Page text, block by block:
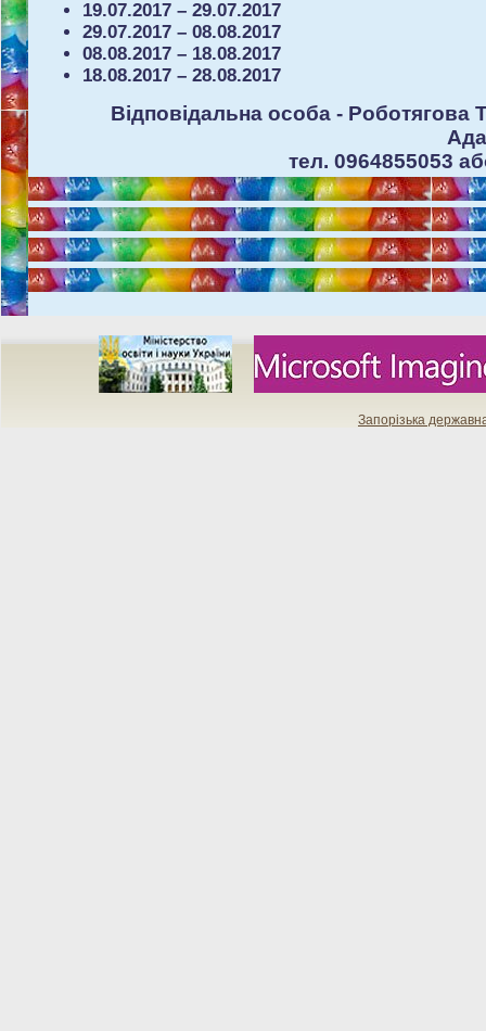
19.07.2017 – 29.07.2017
29.07.2017 – 08.08.2017
08.08.2017 – 18.08.2017
18.08.2017 – 28.08.2017
Відповідальна особа - Роботягова
тел. 0964855053
Запорізька